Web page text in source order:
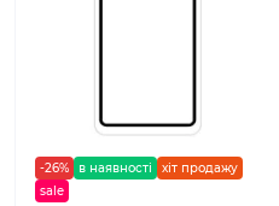
-26% в наявності
хіт продажу
sale